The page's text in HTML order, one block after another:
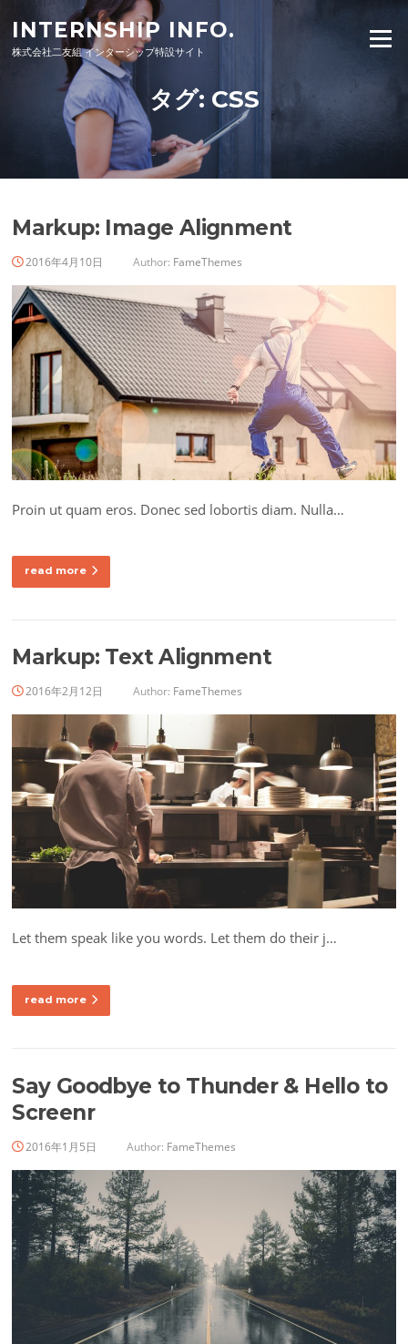
content
INTERNSHIP INFO.
株式会社二友組 インターシップ特設サイト
Menu
タグ: CSS
Markup: Image Alignment
2016年4月10日 Author: FameThemes
Proin ut quam eros. Donec sed lobortis diam. Nulla…
read more
Markup: Text Alignment
2016年2月12日 Author: FameThemes
Let them speak like you words. Let them do their j…
read more
Say Goodbye to Thunder & Hello to
Screenr
2016年1月5日 Author: FameThemes